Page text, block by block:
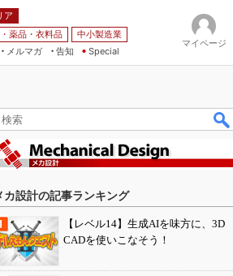
ア
薬品・衣料品
中小製造業
メルマガ
告知 Special
マイページ
カ設計の記事ランキング
【レベル14】生成AIを味方に、3D
CADを使いこなそう！